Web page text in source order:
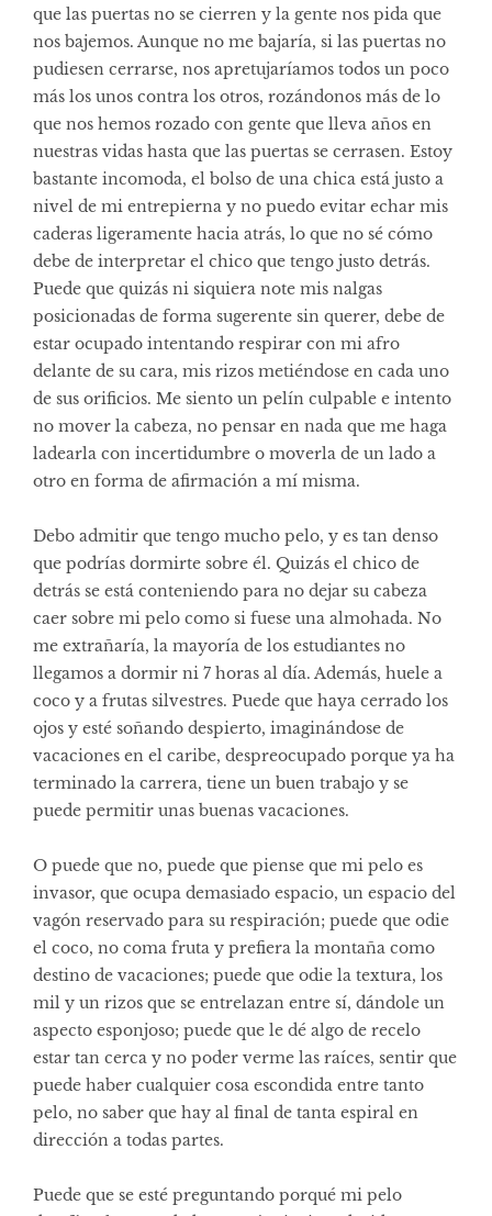
que las puertas no se cierren y la gente nos pida que
nos bajemos. Aunque no me bajaría, si las puertas no
pudiesen cerrarse, nos apretujaríamos todos un poco
más los unos contra los otros, rozándonos más de lo
que nos hemos rozado con gente que lleva años en
nuestras vidas hasta que las puertas se cerrasen. Estoy
bastante incomoda, el bolso de una chica está justo a
nivel de mi entrepierna y no puedo evitar echar mis
caderas ligeramente hacia atrás, lo que no sé cómo
debe de interpretar el chico que tengo justo detrás.
Puede que quizás ni siquiera note mis nalgas
posicionadas de forma sugerente sin querer, debe de
estar ocupado intentando respirar con mi afro
delante de su cara, mis rizos metiéndose en cada uno
de sus orificios. Me siento un pelín culpable e intento
no mover la cabeza, no pensar en nada que me haga
ladearla con incertidumbre o moverla de un lado a
otro en forma de afirmación a mí misma.
Debo admitir que tengo mucho pelo, y es tan denso
que podrías dormirte sobre él. Quizás el chico de
detrás se está conteniendo para no dejar su cabeza
caer sobre mi pelo como si fuese una almohada. No
me extrañaría, la mayoría de los estudiantes no
llegamos a dormir ni 7 horas al día. Además, huele a
coco y a frutas silvestres. Puede que haya cerrado los
ojos y esté soñando despierto, imaginándose de
vacaciones en el caribe, despreocupado porque ya ha
terminado la carrera, tiene un buen trabajo y se
puede permitir unas buenas vacaciones.
O puede que no, puede que piense que mi pelo es
invasor, que ocupa demasiado espacio, un espacio del
vagón reservado para su respiración; puede que odie
el coco, no coma fruta y prefiera la montaña como
destino de vacaciones; puede que odie la textura, los
mil y un rizos que se entrelazan entre sí, dándole un
aspecto esponjoso; puede que le dé algo de recelo
estar tan cerca y no poder verme las raíces, sentir que
puede haber cualquier cosa escondida entre tanto
pelo, no saber que hay al final de tanta espiral en
dirección a todas partes.
Puede que se esté preguntando porqué mi pelo